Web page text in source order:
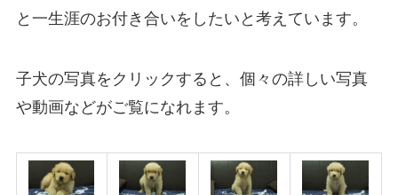
と一生涯のお付き合いをしたいと考えています。
子犬の写真をクリックすると、個々の詳しい写真
や動画などがご覧になれます。